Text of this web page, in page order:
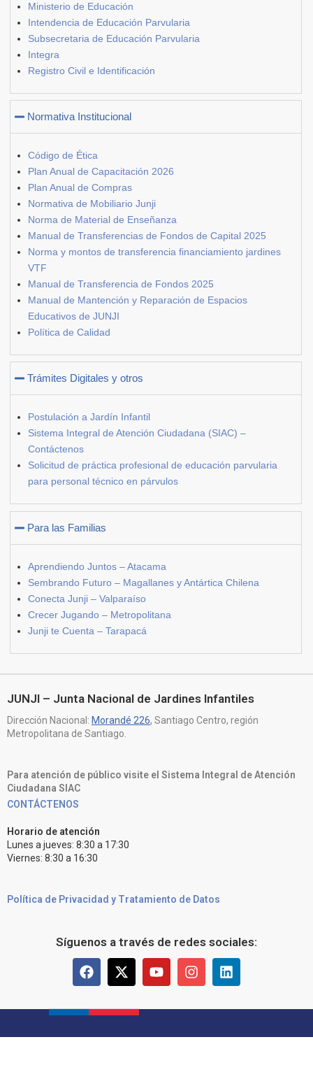
Ministerio de Educación
Intendencia de Educación Parvularia
Subsecretaria de Educación Parvularia
Integra
Registro Civil e Identificación
Normativa Institucional
Código de Ética
Plan Anual de Capacitación 2026
Plan Anual de Compras
Normativa de Mobiliario Junji
Norma de Material de Enseñanza
Manual de Transferencias de Fondos de Capital 2025
Norma y montos de transferencia financiamiento jardines
VTF
Manual de Transferencia de Fondos 2025
Manual de Mantención y Reparación de Espacios
Educativos de JUNJI
Política de Calidad
Trámites Digitales y otros
Postulación a Jardín Infantil
Sistema Integral de Atención Ciudadana (SIAC) –
Contáctenos
Solicitud de práctica profesional de educación parvularia
para personal técnico en párvulos
Para las Familias
Aprendiendo Juntos – Atacama
Sembrando Futuro – Magallanes y Antártica Chilena
Conecta Junji – Valparaíso
Crecer Jugando – Metropolitana
Junji te Cuenta – Tarapacá
JUNJI – Junta Nacional de Jardines Infantiles
Dirección Nacional: Morandé 226, Santiago Centro, región
Metropolitana de Santiago.
Para atención de público visite el Sistema Integral de Atención
Ciudadana SIAC
CONTÁCTENOS
Horario de atención
Lunes a jueves: 8:30 a 17:30
Viernes: 8:30 a 16:30
Política de Privacidad y Tratamiento de Datos
Síguenos a través de redes sociales: